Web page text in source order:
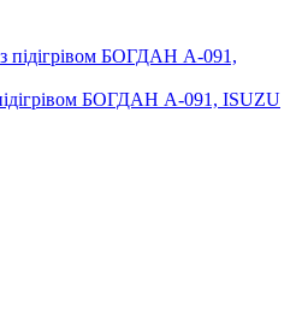
БОГДАН А-091, ISUZU